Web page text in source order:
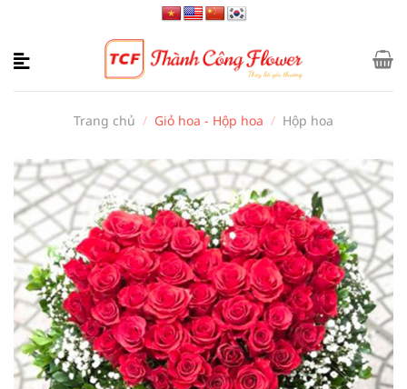
nội
Trang chủ / Giỏ hoa - Hộp hoa / Hộp hoa